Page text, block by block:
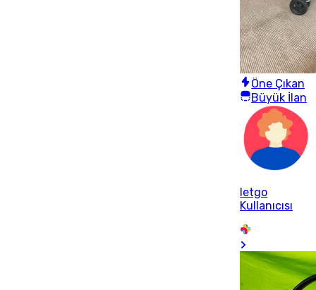
Öne Çıkan
Büyük İlan
letgo
Kullanıcısı